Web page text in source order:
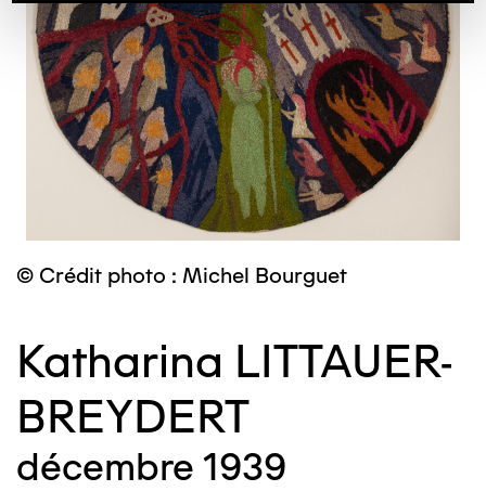
© Crédit photo : Michel Bourguet
Katharina LITTAUER-
BREYDERT
décembre 1939